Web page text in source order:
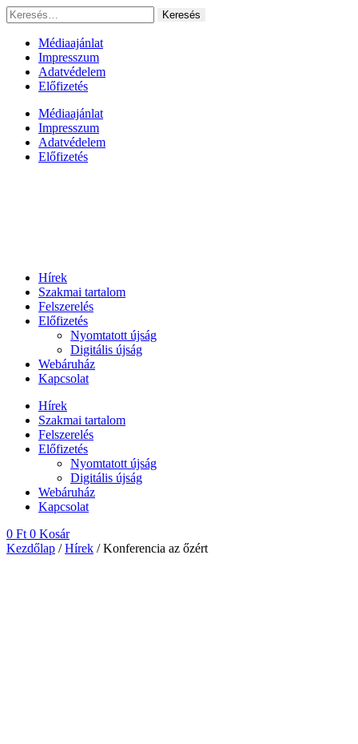
Ugrás
a
tartalomhoz
Keresés:
Médiaajánlat
Impresszum
Adatvédelem
Előfizetés
Médiaajánlat
Impresszum
Adatvédelem
Előfizetés
Hírek
Szakmai tartalom
Felszerelés
Előfizetés
Nyomtatott újság
Digitális újság
Webáruház
Kapcsolat
Hírek
Szakmai tartalom
Felszerelés
Előfizetés
Nyomtatott újság
Digitális újság
Webáruház
Kapcsolat
0 Ft 0 Kosár
Kezdőlap /Hírek / Konferencia az őzért